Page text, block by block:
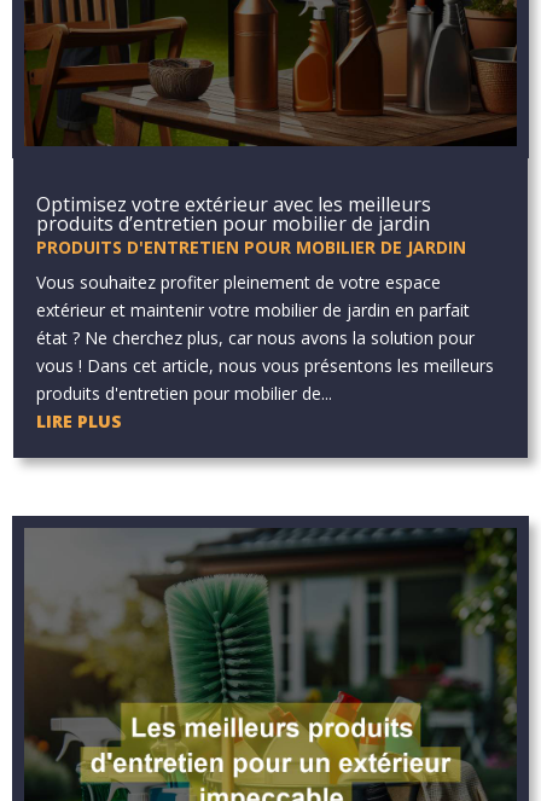
Optimisez votre extérieur avec les meilleurs
produits d’entretien pour mobilier de jardin
PRODUITS D'ENTRETIEN POUR MOBILIER DE JARDIN
Vous souhaitez profiter pleinement de votre espace
extérieur et maintenir votre mobilier de jardin en parfait
état ? Ne cherchez plus, car nous avons la solution pour
vous ! Dans cet article, nous vous présentons les meilleurs
produits d'entretien pour mobilier de...
LIRE PLUS